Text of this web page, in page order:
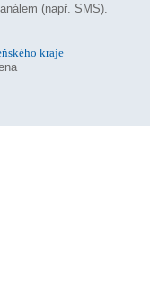
(např. SMS).
kraje